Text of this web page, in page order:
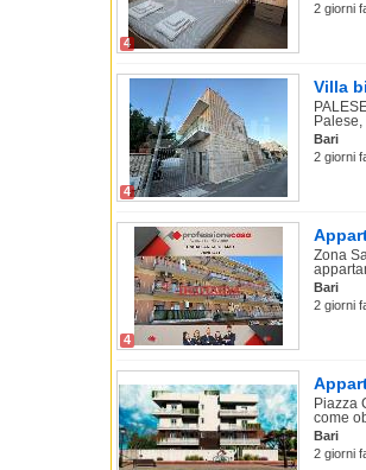
4
2 giorni
4
Villa
Bari
2 giorni
4
Zona
Bari
2 giorni
Piazza
come
Bari
2 giorni